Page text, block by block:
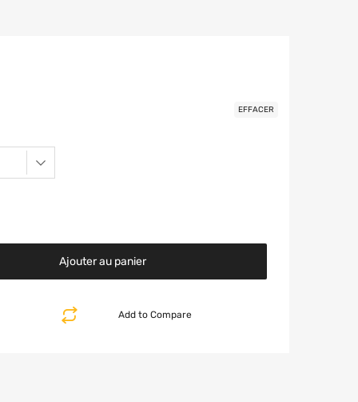
EFFACER
Ajouter au panier
Add to Compare